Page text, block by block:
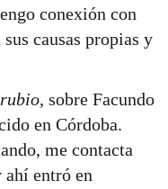
conexión con
causas propias y
, sobre Facundo
en Córdoba.
me contacta
ahí entró en